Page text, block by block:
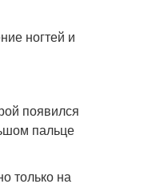
ногтей и
появился
пальце
только на